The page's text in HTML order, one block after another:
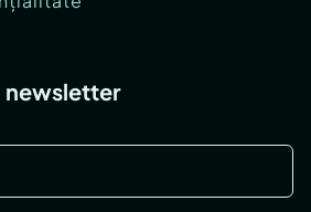
newsletter